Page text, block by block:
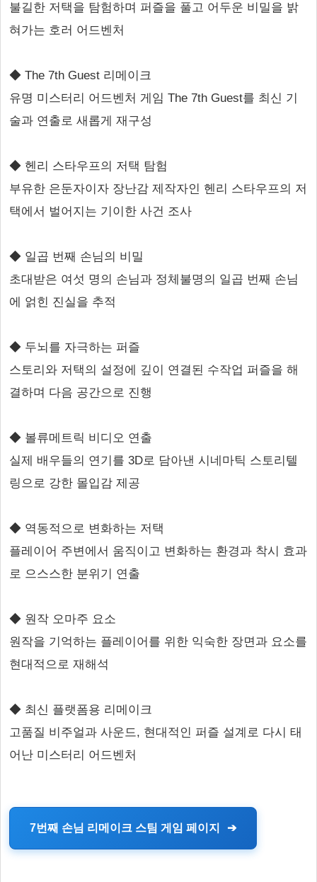
불길한 저택을 탐험하며 퍼즐을 풀고 어두운 비밀을 밝
혀가는 호러 어드벤처
◆ The 7th Guest 리메이크
유명 미스터리 어드벤처 게임 The 7th Guest를 최신 기
술과 연출로 새롭게 재구성
◆ 헨리 스타우프의 저택 탐험
부유한 은둔자이자 장난감 제작자인 헨리 스타우프의 저
택에서 벌어지는 기이한 사건 조사
◆ 일곱 번째 손님의 비밀
초대받은 여섯 명의 손님과 정체불명의 일곱 번째 손님
에 얽힌 진실을 추적
◆ 두뇌를 자극하는 퍼즐
스토리와 저택의 설정에 깊이 연결된 수작업 퍼즐을 해
결하며 다음 공간으로 진행
◆ 볼류메트릭 비디오 연출
실제 배우들의 연기를 3D로 담아낸 시네마틱 스토리텔
링으로 강한 몰입감 제공
◆ 역동적으로 변화하는 저택
플레이어 주변에서 움직이고 변화하는 환경과 착시 효과
로 으스스한 분위기 연출
◆ 원작 오마주 요소
원작을 기억하는 플레이어를 위한 익숙한 장면과 요소를
현대적으로 재해석
◆ 최신 플랫폼용 리메이크
고품질 비주얼과 사운드, 현대적인 퍼즐 설계로 다시 태
어난 미스터리 어드벤처
7번째 손님 리메이크 스팀 게임 페이지